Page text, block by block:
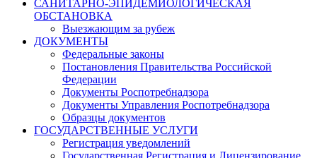
САНИТАРНО-ЭПИДЕМИОЛОГИЧЕСКАЯ
ОБСТАНОВКА
Выезжающим за рубеж
ДОКУМЕНТЫ
Федеральные законы
Постановления Правительства Российской
Федерации
Документы Роспотребнадзора
Документы Управления Роспотребнадзора
Образцы документов
ГОСУДАРСТВЕННЫЕ УСЛУГИ
Регистрация уведомлений
Государственная Регистрация и Лицензирование